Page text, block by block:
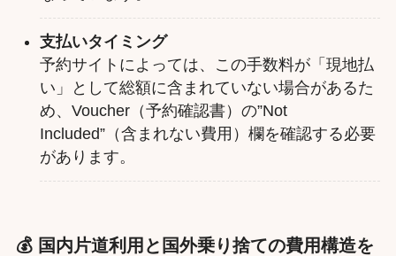
支払いタイミング
予約サイトによっては、この手数料が「現地払
い」として総額に含まれていない場合があるた
め、Voucher（予約確認書）の”Not
Included”（含まれない費用）欄を確認する必要
があります。
💰 国内片道利用と国外乗り捨ての費用構造を